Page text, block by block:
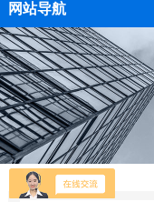
网站导航